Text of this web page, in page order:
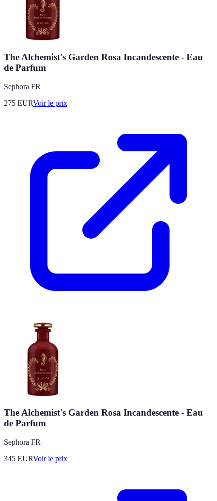
The Alchemist's Garden Rosa Incandescente - Eau
de Parfum
Sephora FR
275 EURVoir le prix
The Alchemist's Garden Rosa Incandescente - Eau
de Parfum
Sephora FR
345 EURVoir le prix